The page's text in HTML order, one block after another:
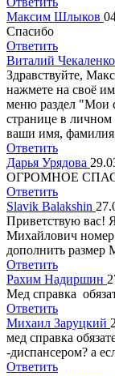
Максим Шлыков
Спасибо
Ответить
Виталий Чекаленко
Здравствуйте,
нажмете на своё
меню раздел "Мои
странице в личном
ваши имя,
Ответить
Дарья Урядова
ОГРОМНОЕ
Ответить
Slavik Balakshin
Приветствую вас!
Михайлович
дополнить размер
Ответить
Рахим Надиршин
Мед справка
Ответить
Михаил Заруцкий
мед справка
-диспансером? а
Ответить